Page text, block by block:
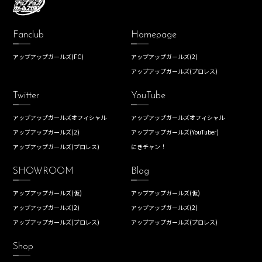
Fanclub
アップアップガールズ(FC)
Homepage
アップアップガールズ(2)
アップアップガールズ(プロレス)
Twitter
アップアップガールズオフィシャル
アップアップガールズ(2)
アップアップガールズ(プロレス)
YouTube
アップアップガールズオフィシャル
アップアップガールズ(YouTuber)
にきチャン！
SHOWROOM
アップアップガールズ(仮)
アップアップガールズ(2)
アップアップガールズ(プロレス)
Blog
アップアップガールズ(仮)
アップアップガールズ(2)
アップアップガールズ(プロレス)
Shop